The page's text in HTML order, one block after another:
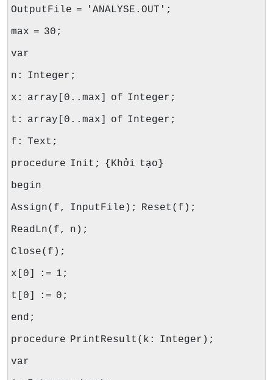
OutputFile = 'ANALYSE.OUT';
max = 30;
var
n: Integer;
x: array[0..max] of Integer;
t: array[0..max] of Integer;
f: Text;
procedure Init; {Khởi tạo}
begin
Assign(f, InputFile); Reset(f);
ReadLn(f, n);
Close(f);
x[0] := 1;
t[0] := 0;
end;
procedure PrintResult(k: Integer);
var